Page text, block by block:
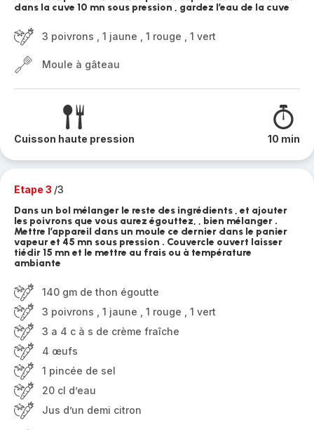
dans la cuve 10 mn sous pression , gardez l’eau de la cuve
3 poivrons , 1 jaune , 1 rouge , 1 vert
Moule à gâteau
Cuisson haute pression 10 min
Etape 3 /3
Dans un bol mélanger le reste des ingrédients , et ajouter
les poivrons que vous aurez égouttez, , bien mélanger .
Mettre l’appareil dans un moule ce dernier dans le panier
vapeur et 45 mn sous pression . Couvercle ouvert laisser
tiédir 15 mn et le mettre au frais ou à température
ambiante
140 gm de thon égoutte
3 poivrons , 1 jaune , 1 rouge , 1 vert
3 a 4 c à s de crème fraîche
4 œufs
1 pincée de sel
20 cl d’eau
Jus d’un demi citron